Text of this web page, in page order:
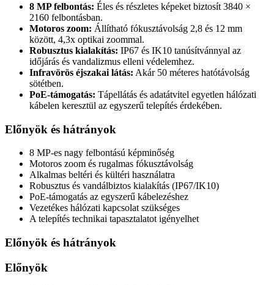
8 MP felbontás: Éles és részletes képeket biztosít 3840 ×
2160 felbontásban.
Motoros zoom: Állítható fókusztávolság 2,8 és 12 mm
között, 4,3x optikai zoommal.
Robusztus kialakítás: IP67 és IK10 tanúsítvánnyal az
időjárás és vandalizmus elleni védelemhez.
Infravörös éjszakai látás: Akár 50 méteres hatótávolság
sötétben.
PoE-támogatás: Tápellátás és adatátvitel egyetlen hálózati
kábelen keresztül az egyszerű telepítés érdekében.
Előnyök és hátrányok
8 MP-es nagy felbontású képminőség
Motoros zoom és rugalmas fókusztávolság
Alkalmas beltéri és kültéri használatra
Robusztus és vandálbiztos kialakítás (IP67/IK10)
PoE-támogatás az egyszerű kábelezéshez
Vezetékes hálózati kapcsolat szükséges
A telepítés technikai tapasztalatot igényelhet
Előnyök és hátrányok
Előnyök